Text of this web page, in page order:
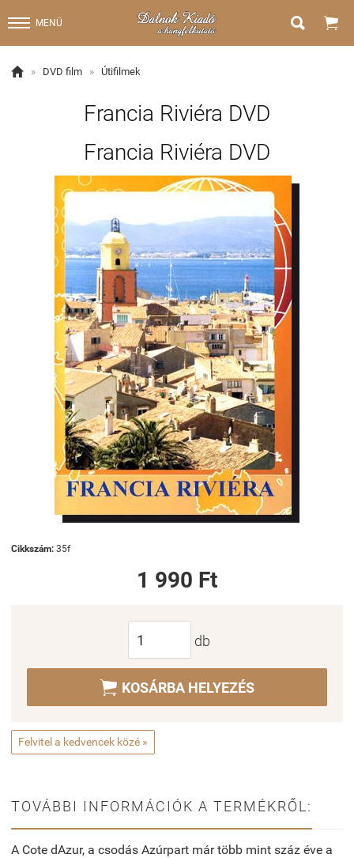
MENÜ  
 » DVD film » Útifilmek
Francia Riviéra DVD
Francia Riviéra DVD
Cikkszám: 35f
1 990 Ft
db
 KOSÁRBA HELYEZÉS
Felvitel a kedvencek közé »
TOVÁBBI INFORMÁCIÓK A TERMÉKRŐL:
A Cote dAzur, a csodás Azúrpart már több mint száz éve a